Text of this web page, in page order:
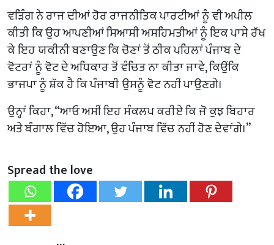
ਵੜਿੰਗ ਨੇ ਰਾਜ ਦੀਆਂ ਹੋਰ ਰਾਜਨੀਤਿਕ ਪਾਰਟੀਆਂ ਨੂੰ ਵੀ ਅਪੀਲ
ਕੀਤੀ ਕਿ ਉਹ ਆਪਣੀਆਂ ਸਿਆਸੀ ਅਸਹਿਮਤੀਆਂ ਨੂੰ ਇਕ ਪਾਸੇ ਰੱਖ
ਕੇ ਇਹ ਯਕੀਨੀ ਬਣਾਉਣ ਕਿ ਚੋਣਾਂ ਤੋਂ ਠੀਕ ਪਹਿਲਾਂ ਪੰਜਾਬ ਦੇ
ਵੋਟਰਾਂ ਨੂੰ ਵੋਟ ਦੇ ਅਧਿਕਾਰ ਤੋਂ ਵੰਚਿਤ ਨਾ ਕੀਤਾ ਜਾਵੇ, ਕਿਉਂਕਿ
ਭਾਜਪਾ ਨੂੰ ਸ਼ੱਕ ਹੈ ਕਿ ਪੰਜਾਬੀ ਉਸਨੂੰ ਵੋਟ ਨਹੀਂ ਪਾਉਣਗੇ।
ਉਨ੍ਹਾਂ ਕਿਹਾ, “ਆਓ ਅਸੀਂ ਇਹ ਸੰਕਲਪ ਕਰੀਏ ਕਿ ਜੋ ਕੁਝ ਬਿਹਾਰ
ਅਤੇ ਬੰਗਾਲ ਵਿੱਚ ਹੋਇਆ, ਉਹ ਪੰਜਾਬ ਵਿੱਚ ਨਹੀਂ ਹੋਣ ਦੇਵਾਂਗੇ।”
Spread the love